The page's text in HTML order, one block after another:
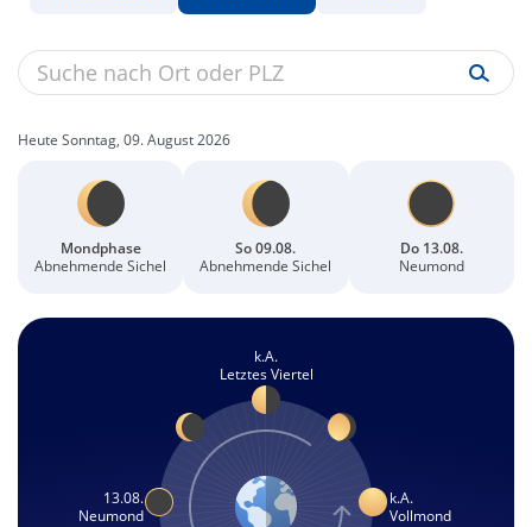
Heute Sonntag, 09. August 2026
Mondphase
Abnehmende Sichel
So 09.08.
Abnehmende Sichel
Do 13.08.
Neumond
k.A.
Letztes Viertel
13.08.
Neumond
k.A.
Vollmond